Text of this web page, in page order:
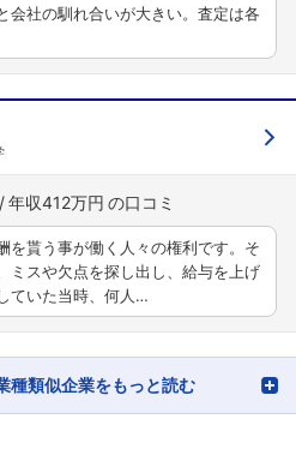
会社の馴れ合いが大きい。査定は各
年収412万円
を貰う事が働く人々の権利です。そ
ミスや欠点を探し出し、給与を上げ
ていた当時、何人…
種類似企業をもっと読む